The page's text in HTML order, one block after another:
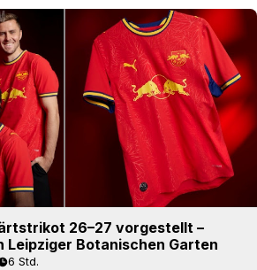
26–27 vorgestellt –
Leipziger Botanischen Garten
6 Std.